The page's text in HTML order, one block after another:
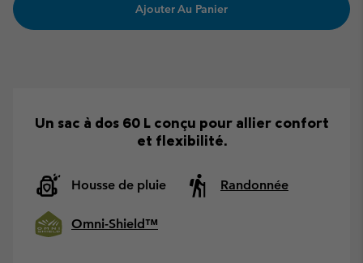
Ajouter Au Panier
Un sac à dos 60 L conçu pour allier confort
et flexibilité.
Housse de pluie Randonnée
Omni-Shield™